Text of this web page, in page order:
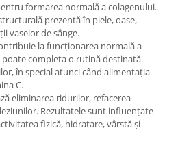
formarea normală a colagenului.
prezentă în piele, oase,
vaselor de sânge.
la funcționarea normală a
completa o rutină destinată
în special atunci când alimentația
C.
eliminarea ridurilor, refacerea
Rezultatele sunt influențate
fizică, hidratare, vârstă și